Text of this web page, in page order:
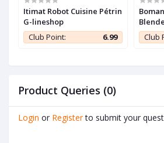
Itimat Robot Cuisine Pétrin
G-lineshop
Club Point:
6.99
10L -
Club
Product Queries (0)
Login or Register to submit your